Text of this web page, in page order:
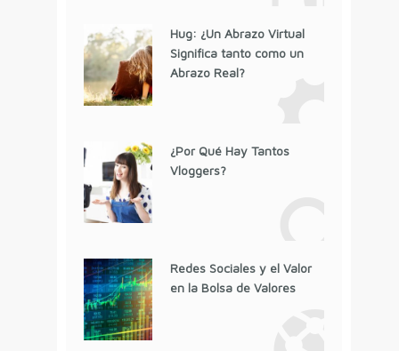
Hug: ¿Un Abrazo Virtual
Significa tanto como un
Abrazo Real?
¿Por Qué Hay Tantos
Vloggers?
Redes Sociales y el Valor
en la Bolsa de Valores